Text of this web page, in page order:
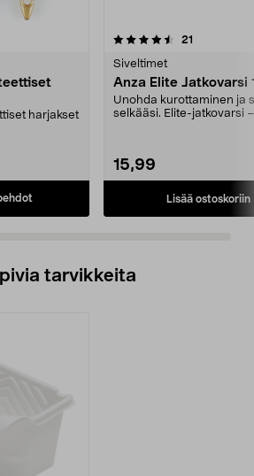
harjakset
21
Siveltimet
Anza Elite Jatkovarsi
Unohda kurottaminen ja
selkääsi. Elite-jatkovarsi
15,99
Lisää ostoskoriin
4.0 viidestä
tarvikkeita